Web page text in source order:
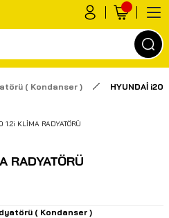
( Kondanser ) HYUNDAİ i20
RADYATÖRÜ
( Kondanser )